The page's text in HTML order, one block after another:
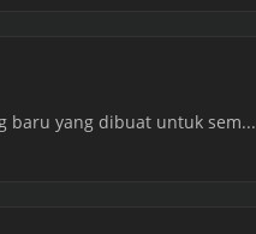
baru yang dibuat untuk sem...